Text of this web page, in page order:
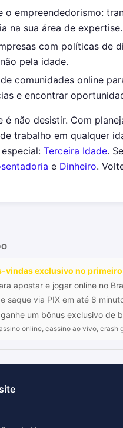
o empreendedorismo:
na sua área de expertise.
com políticas de
pela idade.
comunidades online
e encontrar
é não desistir. Com
trabalho em qualquer
Terceira Idade.
e Dinheiro.
vindas exclusivo no
apostar e jogar online no
saque via PIX em até 8
um bônus exclusivo
online, cassino ao vivo, crash